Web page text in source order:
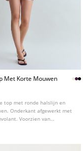
Met Korte Mouwen
top met ronde halslijn en
Onderkant afgewerkt met
Voorzien van